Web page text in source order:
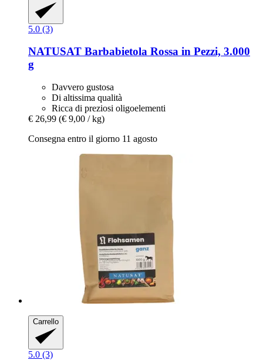
5.0 (3)
NATUSAT Barbabietola Rossa in Pezzi, 3.000
g
Davvero gustosa
Di altissima qualità
Ricca di preziosi oligoelementi
€ 26,99 (€ 9,00 / kg)
Consegna entro il giorno 11 agosto
Carrello
5.0 (3)